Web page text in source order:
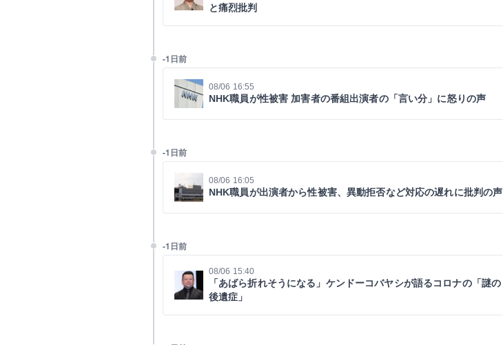
と痛烈批判
-1日前
08/06 16:55
NHK職員が性被害 加害者の番組出演者の「言い分」に怒りの声
-1日前
08/06 16:05
NHK職員が出演者から性被害、異動拒否など対応の遅れに批判の声
-1日前
08/06 15:40
「あばら折れそうになる」ケンドーコバヤシが語るコロナの「謎の
後遺症」